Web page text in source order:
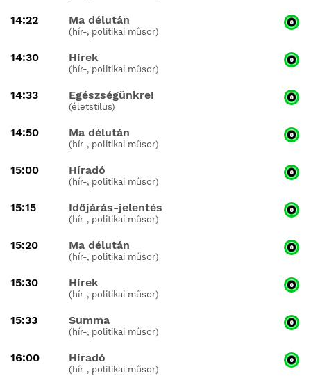
14:22 Ma délután
(hír-, politikai műsor)
14:30 Hírek
(hír-, politikai műsor)
14:33 Egészségünkre!
(életstílus)
14:50 Ma délután
(hír-, politikai műsor)
15:00 Híradó
(hír-, politikai műsor)
15:15 Időjárás-jelentés
(hír-, politikai műsor)
15:20 Ma délután
(hír-, politikai műsor)
15:30 Hírek
(hír-, politikai műsor)
15:33 Summa
(hír-, politikai műsor)
16:00 Híradó
(hír-, politikai műsor)